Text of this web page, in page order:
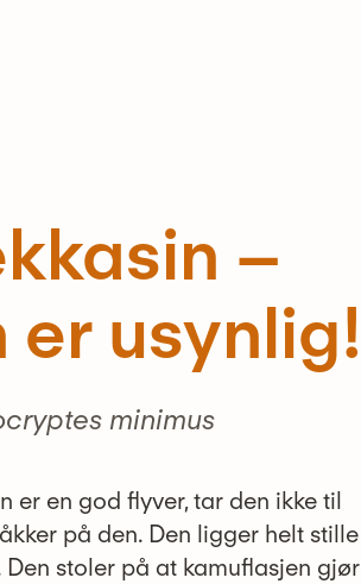
–
usynlig!
minimus
er en god flyver, tar den ikke til
på den. Den ligger helt stille
stoler på at kamuflasjen gjør